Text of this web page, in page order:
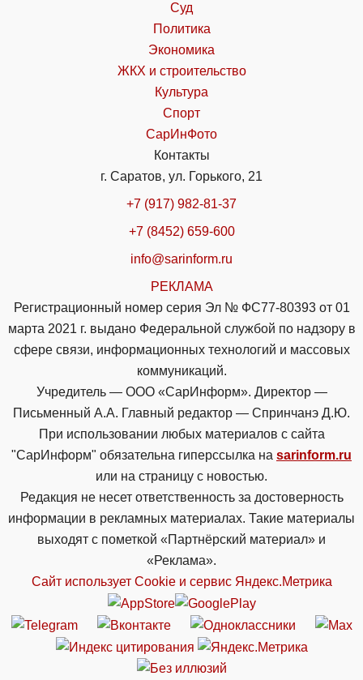
Суд
Политика
Экономика
ЖКХ и строительство
Культура
Спорт
СарИнФото
Контакты
г. Саратов, ул. Горького, 21
+7 (917) 982-81-37
+7 (8452) 659-600
info@sarinform.ru
РЕКЛАМА
Регистрационный номер серия Эл № ФС77-80393 от 01
марта 2021 г. выдано Федеральной службой по надзору в
сфере связи, информационных технологий и массовых
коммуникаций.
Учредитель — ООО «СарИнформ». Директор —
Письменный А.А. Главный редактор — Спринчанэ Д.Ю.
При использовании любых материалов с сайта
"СарИнформ" обязательна гиперссылка на sarinform.ru
или на страницу с новостью.
Редакция не несет ответственность за достоверность
информации в рекламных материалах. Такие материалы
выходят с пометкой «Партнёрский материал» и
«Реклама».
Сайт использует Cookie и сервиc Яндекс.Метрика